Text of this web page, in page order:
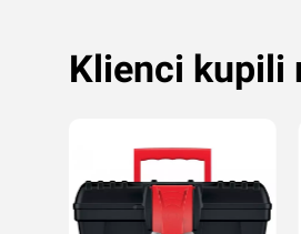
Klienci kupili